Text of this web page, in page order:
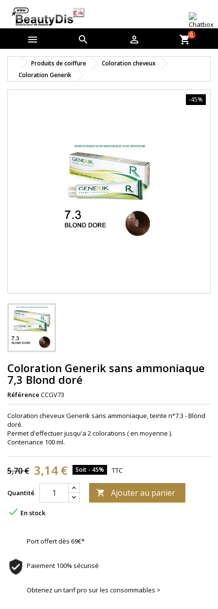
   shopping_cart0
Produits de coiffure
Coloration cheveux
Coloration Generik
-45%
Coloration Generik sans ammoniaque
7,3 Blond doré
Référence CCGV73
Coloration cheveux Generik sans ammoniaque, teinte n°7.3 - Blond
doré.
Permet d'effectuer jusqu'a 2 colorations ( en moyenne ).
Contenance 100 ml.
5,70 € 3,14 € Soit - 45% TTC
Quantité  Ajouter au panier
 En stock
Port offert dès 69€*
Paiement 100% sécurisé
Obtenez un tarif pro sur les consommables >